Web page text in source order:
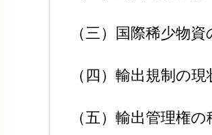
（三）国際稀少物
（四）輸出規制の
（五）輸出管理権